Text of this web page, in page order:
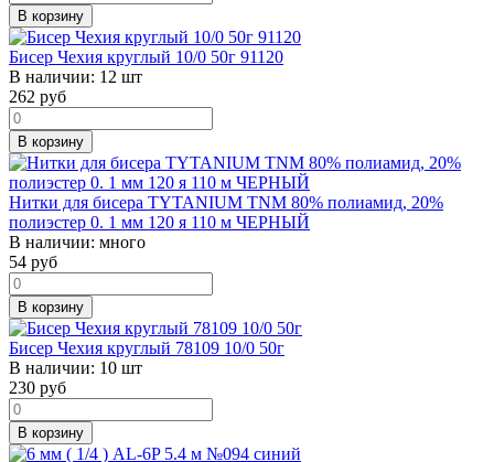
В корзину
Бисер Чехия круглый 10/0 50г 91120
В наличии: 12 шт
262 руб
В корзину
Нитки для бисера TYTANIUM TNM 80% полиамид, 20%
полиэстер 0. 1 мм 120 я 110 м ЧЕРНЫЙ
В наличии: много
54 руб
В корзину
Бисер Чехия круглый 78109 10/0 50г
В наличии: 10 шт
230 руб
В корзину